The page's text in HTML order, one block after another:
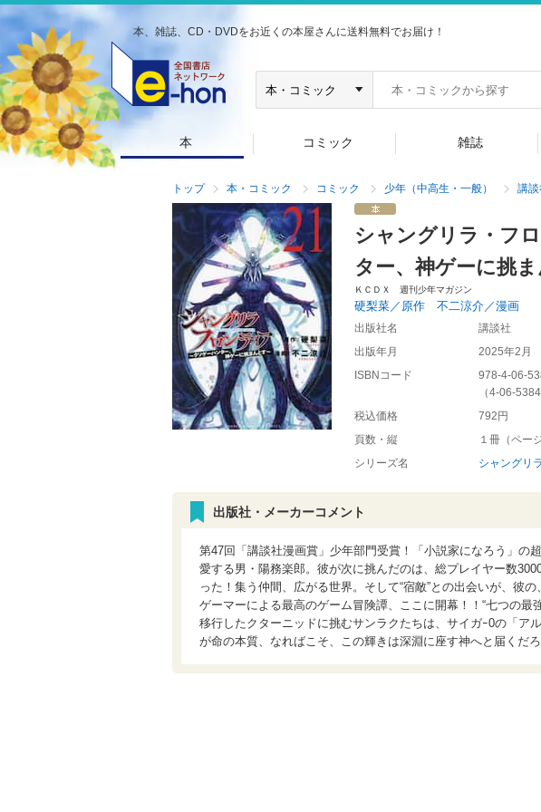
本、雑誌、CD・DVDをお近くの本屋さんに送料無料でお届け！
本 コミック 雑誌
トップ 本・コミック コミック 少年（中高生・一般） 講
シャングリラ・フ
ター、神ゲーに挑
ＫＣＤＸ 週刊少年マガジン
硬梨菜／原作 不二涼介／漫画
出版社名
講談社
出版年月
2025年2月
ISBNコード
978-4-06-
（4-06-
税込価格
792円
頁数・縦
１冊（ペー
シリーズ名
シャングリ
出版社・メーカーコメント
第47回「講談社漫画賞」少年部門受賞！「小説家になろう」の
愛する男・陽務楽郎。彼が次に挑んだのは、総プレイヤー数
った！集う仲間、広がる世界。そして“宿敵”との出会いが、彼
ゲーマーによる最高のゲーム冒険譚、ここに開幕！！“七つの
移行したクターニッドに挑むサンラクたちは、サイガｰ0の「ア
が命の本質、なればこそ、この輝きは深淵に座す神へと届くだろ